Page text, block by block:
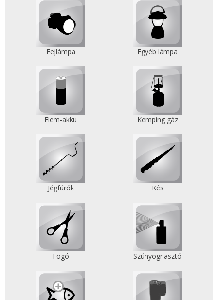
Fejlámpa Egyéb lámpa
Elem-akku Kemping gáz
Jégfúrók Kés
Fogó Szúnyogriasztó